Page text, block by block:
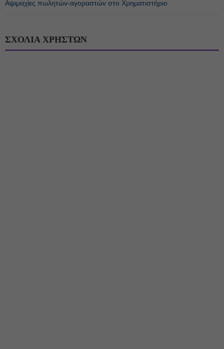
Αψιμαχίες πωλητών-αγοραστών στο Χρηματιστήριο
ΣΧΟΛΙΑ ΧΡΗΣΤΩΝ